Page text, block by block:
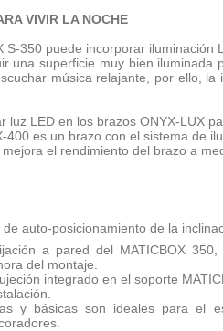
VIVIR LA NOCHE
S-350 puede incorporar
una superficie muy bien
música relajante, por ello,
luz LED en los brazos ONYX-LUX
400 es un brazo con el sistema de
mejora el rendimiento del brazo a
de auto-posicionamiento de la
a pared del MATICBOX
del montaje.
integrado en el soporte
y básicas son ideales para el